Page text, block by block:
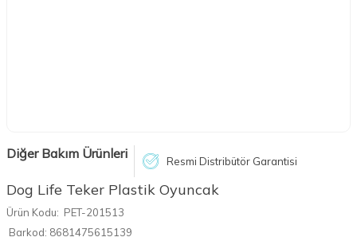
Diğer Bakım Ürünleri Resmi Distribütör Garantisi
Dog Life Teker Plastik Oyuncak
Ürün Kodu: PET-201513
Barkod: 8681475615139